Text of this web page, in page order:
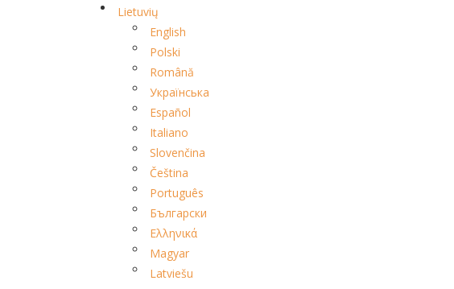
Lietuvių
English
Polski
Română
Українська
Español
Italiano
Slovenčina
Čeština
Português
Български
Ελληνικά
Magyar
Latviešu